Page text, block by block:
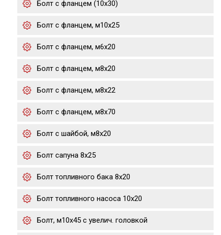
Болт с фланцем (10x30)
Болт с фланцем, м10х25
Болт с фланцем, м6х20
Болт с фланцем, м8х20
Болт с фланцем, м8х22
Болт с фланцем, м8х70
Болт с шайбой, м8х20
Болт сапуна 8х25
Болт топливного бака 8х20
Болт топливного насоса 10х20
Болт, м10x45 с увелич. головкой